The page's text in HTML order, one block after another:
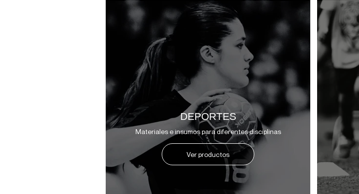
DEPORTES
Materiales e insumos para diferentes disciplinas
Ver productos